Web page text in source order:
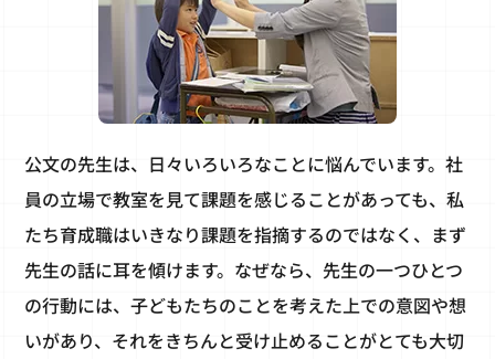
公文の先生は、日々いろいろなことに悩んでいます。社
員の立場で教室を見て課題を感じることがあっても、私
たち育成職はいきなり課題を指摘するのではなく、まず
先生の話に耳を傾けます。なぜなら、先生の一つひとつ
の行動には、子どもたちのことを考えた上での意図や想
いがあり、それをきちんと受け止めることがとても大切